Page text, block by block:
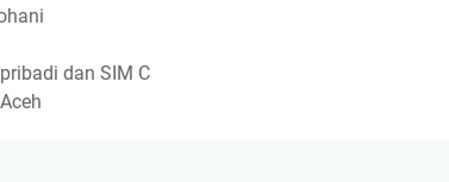
dan SIM C